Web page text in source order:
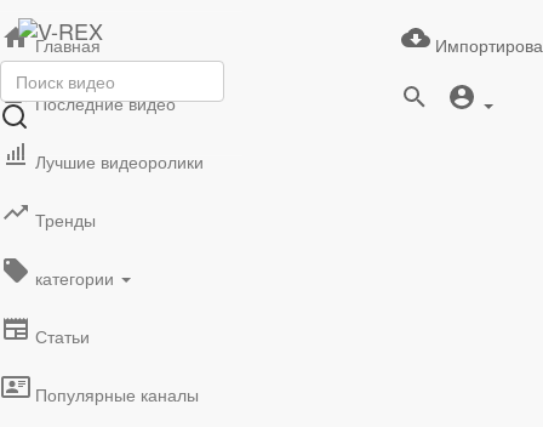
Главная
Последние видео
Лучшие видеоролики
Тренды
категории
Статьи
Популярные каналы